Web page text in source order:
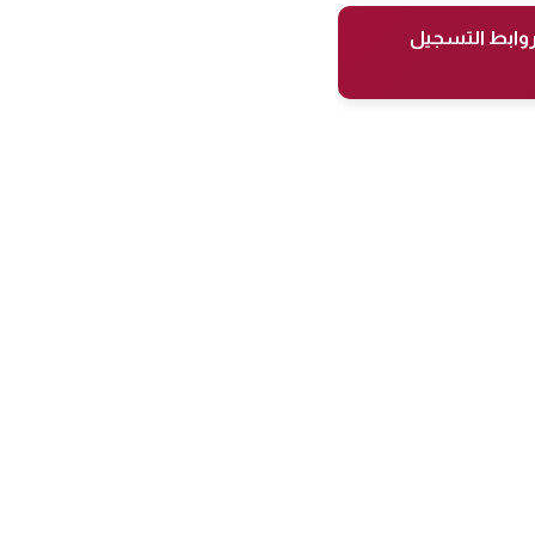
التسجيل